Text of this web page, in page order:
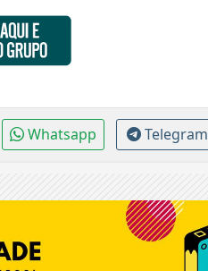
Whatsapp Telegram